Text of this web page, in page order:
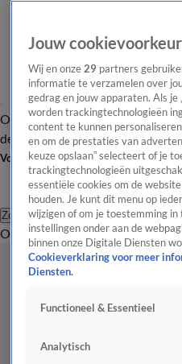
OverzichtAfleveringen
de redactieNieuwsbrief
Volg Shownieuws
Zoeken
OverzichtEntertainment
Jouw
Wij en onze 29 partners
informatie te verzamelen over
gedrag en jouw apparaten. Als je
worden trackingtechnologieën
content te kunnen
en om de prestaties van
keuze opslaan” selecteert of je
trackingtechnologieën
essentiële cookies om de
houden. Je kunt dit menu op
wijzigen of om je toestemming
instellingen onder aan de
binnen onze Digitale Diensten
Cookieverklaring voor meer
Diensten.
Functioneel & Essentieel
Analytisch